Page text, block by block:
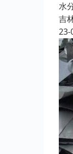
水
吉
23-